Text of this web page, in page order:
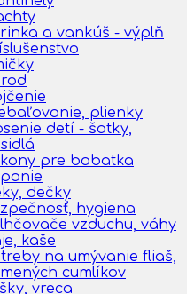
a vankúš - výplň
plienky
detí - šatky,
pre babatka
dečky
hygiena
vzduchu, váhy
kaše
na umývanie fliaš,
cumlíkov
vreca